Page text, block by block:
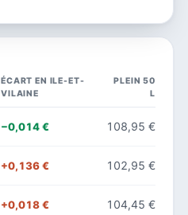
ÉCART EN ILE-ET-
VILAINE
PLEIN 50
L
−0,014 € 108,95 €
+0,136 € 102,95 €
+0,018 € 104,45 €